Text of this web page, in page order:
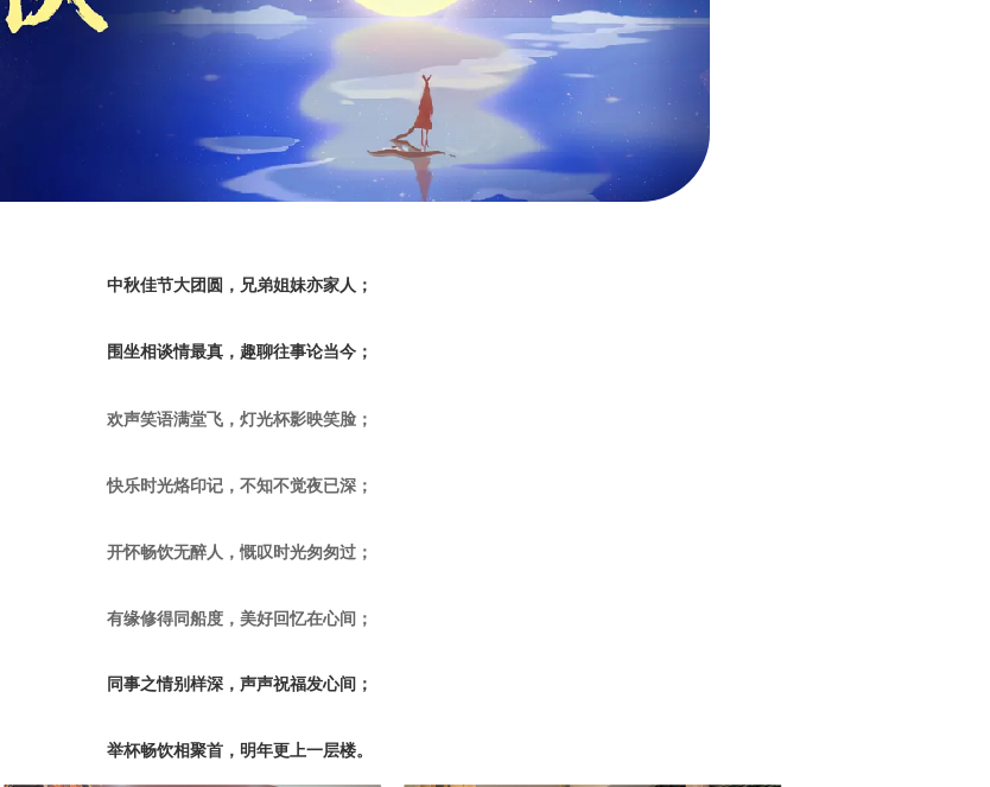
中秋佳节大团圆，兄弟姐妹亦家人；
围坐相谈情最真，趣聊往事论当今；
欢声笑语满堂飞，灯光杯影映笑脸；
快乐时光烙印记，不知不觉夜已深；
开怀畅饮⽆醉⼈，慨叹时光匆匆过；
有缘修得同船度，美好回忆在心间；
同事之情别样深，声声祝福发⼼间；
举杯畅饮相聚首，明年更上一层楼。